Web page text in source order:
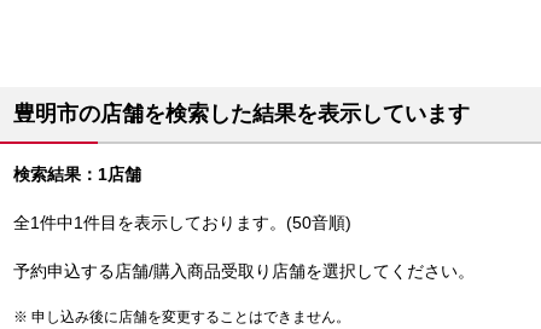
豊明市の店舗を検索した結果を表示しています
検索結果：1店舗
全1件中1件目を表示しております。(50音順)
予約申込する店舗/購入商品受取り店舗を選択してください。
申し込み後に店舗を変更することはできません。